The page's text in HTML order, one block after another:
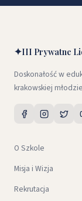
✦III Prywatne
Doskonałość w
krakowskiej
O Szkole
Misja i Wizja
Rekrutacja